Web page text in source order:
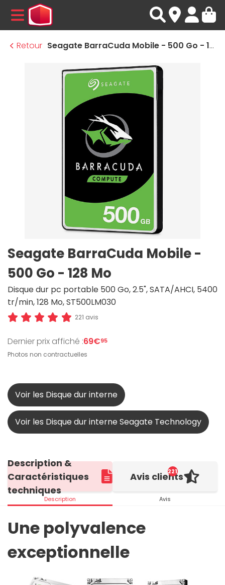
MENU
Retour
Seagate BarraCuda Mobile - 500 Go - 128 Mo
Seagate BarraCuda Mobile -
500 Go - 128 Mo
Disque dur pc portable 500 Go, 2.5", SATA/AHCI, 5400
tr/min, 128 Mo, ST500LM030
221 avis
Dernier prix affiché :69€95
Photos non contractuelles
Voir les Disque dur interne
Voir les Disque dur interne Seagate Technology
Description &
Caractéristiques
techniques
Description
221
Avis clients
Avis
Une polyvalence
exceptionnelle